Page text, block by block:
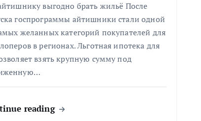
выгодно брать жильё После
госпрограммы айтишники стали одной
желанных категорий покупателей для
в регионах. Льготная ипотека для
взять крупную сумму под
reading